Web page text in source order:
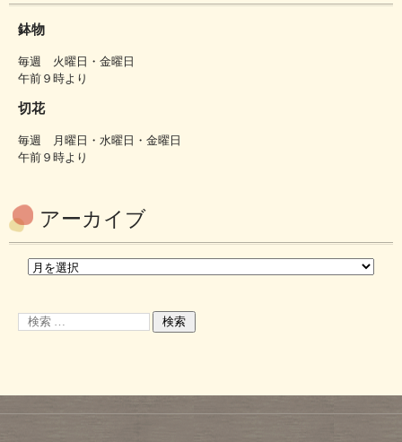
鉢物
毎週 火曜日・金曜日
午前９時より
切花
毎週 月曜日・水曜日・金曜日
午前９時より
アーカイブ